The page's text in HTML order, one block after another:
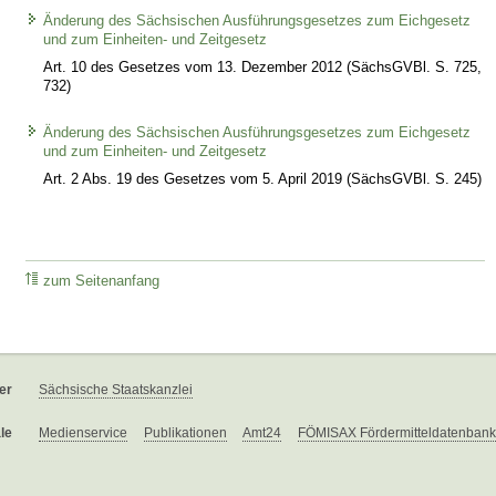
Änderung des Sächsischen Ausführungsgesetzes zum Eichgesetz
und zum Einheiten- und Zeitgesetz
Art. 10 des Gesetzes vom 13. Dezember 2012 (SächsGVBl. S. 725,
732)
Änderung des Sächsischen Ausführungsgesetzes zum Eichgesetz
und zum Einheiten- und Zeitgesetz
Art. 2 Abs. 19 des Gesetzes vom 5. April 2019 (SächsGVBl. S. 245)
zum Seitenanfang
Sächsische Staatskanzlei
Medienservice Publikationen Amt24 FÖMISAX Fördermitteldatenbank